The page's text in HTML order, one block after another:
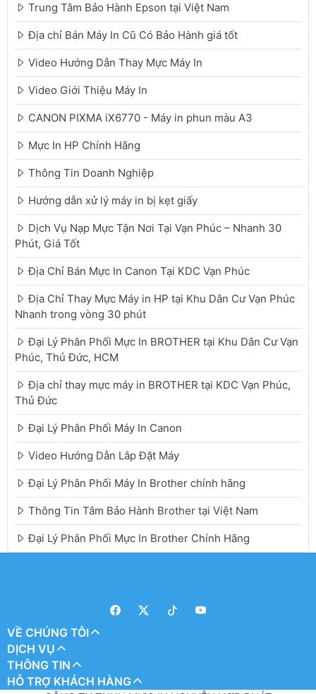
Trung Tâm Bảo Hành Epson tại Việt Nam
Địa chỉ Bán Máy In Cũ Có Bảo Hành giá tốt
Video Hướng Dẫn Thay Mực Máy In
Video Giới Thiệu Máy In
CANON PIXMA iX6770 - Máy in phun màu A3
Mực In HP Chính Hãng
Thông Tin Doanh Nghiệp
Hướng dẫn xử lý máy in bị kẹt giấy
Dịch Vụ Nạp Mực Tận Nơi Tại Vạn Phúc – Nhanh 30
Phút, Giá Tốt
Địa Chỉ Bán Mực In Canon Tại KDC Vạn Phúc
Địa Chỉ Thay Mực Máy in HP tại Khu Dân Cư Vạn Phúc
Nhanh trong vòng 30 phút
Đại Lý Phân Phối Mực In BROTHER tại Khu Dân Cư Vạn
Phúc, Thủ Đức, HCM
Địa chỉ thay mực máy in BROTHER tại KDC Vạn Phúc,
Thủ Đức
Đại Lý Phân Phối Máy In Canon
Video Hướng Dẫn Lắp Đặt Máy
Đại Lý Phân Phối Máy In Brother chính hãng
Thông Tin Tâm Bảo Hành Brother tại Việt Nam
Đại Lý Phân Phối Mực In Brother Chính Hãng
VỀ CHÚNG TÔI
DỊCH VỤ
THÔNG TIN
HỖ TRỢ KHÁCH HÀNG